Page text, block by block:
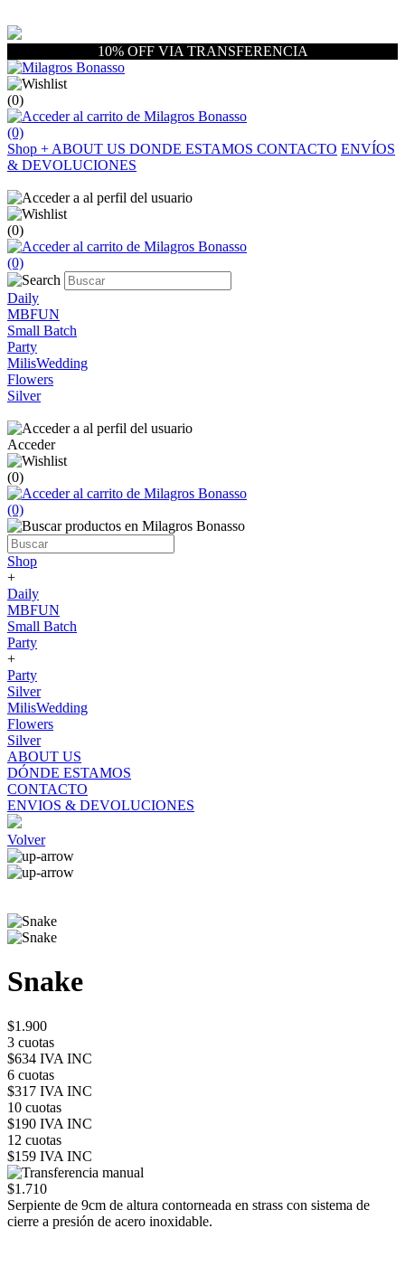
10% OFF VIA TRANSFERENCIA
(0)
(0)
Shop + ABOUT US DONDE ESTAMOS CONTACTO ENVÍOS
& DEVOLUCIONES
(0)
(0)
Daily
MBFUN
Small Batch
Party
MilisWedding
Flowers
Silver
Acceder
(0)
(0)
Shop
+
Daily
MBFUN
Small Batch
Party
+
Party
Silver
MilisWedding
Flowers
Silver
ABOUT US
DÓNDE ESTAMOS
CONTACTO
ENVIOS & DEVOLUCIONES
Volver
Snake
$1.900
3 cuotas
$634 IVA INC
6 cuotas
$317 IVA INC
10 cuotas
$190 IVA INC
12 cuotas
$159 IVA INC
$1.710
Serpiente de 9cm de altura contorneada en strass con sistema de
cierre a presión de acero inoxidable.